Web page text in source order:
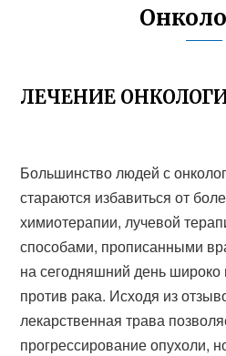
ЛЕЧЕНИЕ
Большинство людей с
стараются избавиться от
химиотерапии, лучевой
способами, прописанными
на сегодняшний день
против рака. Исходя из
лекарственная трава
прогрессирование опухоли,